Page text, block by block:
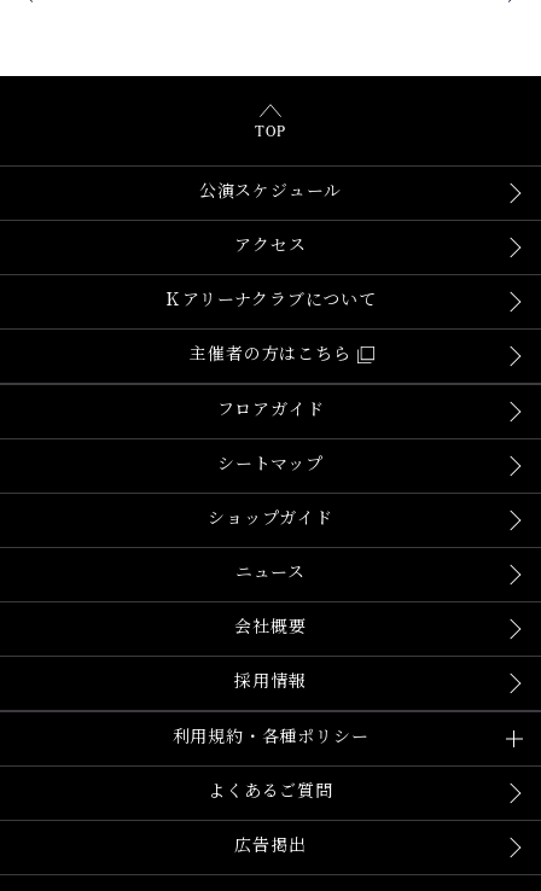
TOP
公演スケジュール
アクセス
Ｋアリーナクラブについて
主催者の方はこちら
フロアガイド
シートマップ
ショップガイド
ニュース
会社概要
採用情報
利用規約・各種ポリシー
よくあるご質問
広告掲出